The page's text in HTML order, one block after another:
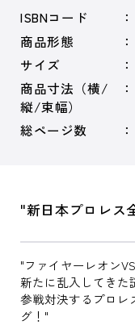
ISBNコード
商品形態
サイズ
商品寸法（横/
縦/束幅）
総ページ数
"新日本プロレス
"ファイヤーレオン
新たに乱入してきた
参戦対決するプロレ
グ！"